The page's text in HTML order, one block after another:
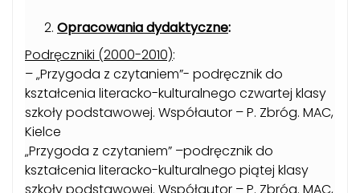
Opracowania dydaktyczne:
Podręczniki (2000-2010):
– „Przygoda z czytaniem”- podręcznik do
kształcenia literacko-kulturalnego czwartej klasy
szkoły podstawowej. Współautor – P. Zbróg. MAC,
Kielce
„Przygoda z czytaniem” –podręcznik do
kształcenia literacko-kulturalnego piątej klasy